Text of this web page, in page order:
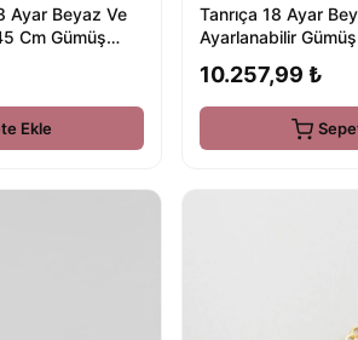
Ayar Beyaz Ve
Cm Gümüş
Ekle
Tanrıça 18 Ayar
Ayarlanabilir
10.257,99 ₺